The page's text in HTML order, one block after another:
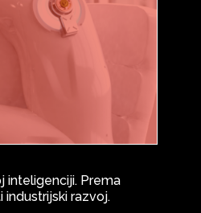
inteligenciji. Prema
razvoj.